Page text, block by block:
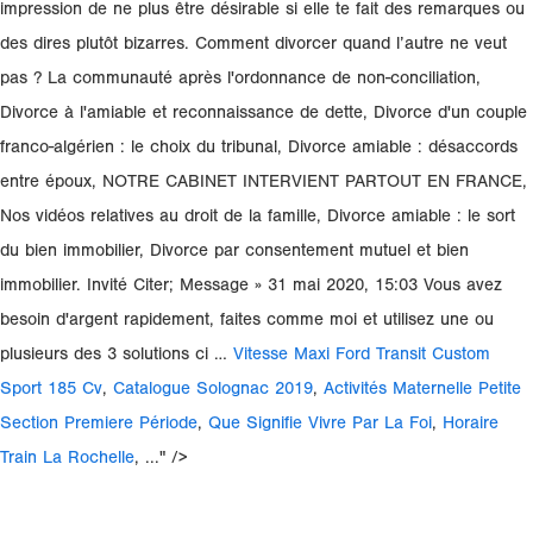
Vitesse Maxi Ford Transit Custom
Sport 185 Cv, Catalogue Solognac 2019, Activités Maternelle Petite
Section Premiere Période, Que Signifie Vivre Par La Foi, Horaire
Train La Rochelle, ..." />